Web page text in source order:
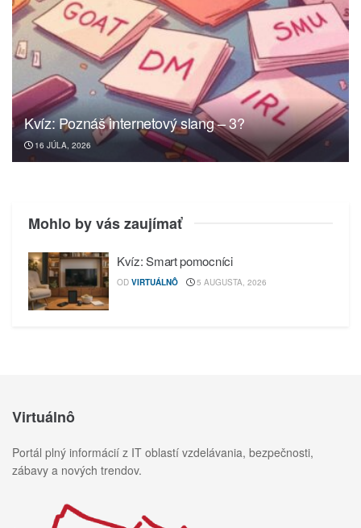
Kvíz: Poznáš internetový slang – 3?
16 JÚLA, 2026
Mohlo by vás zaujímať
Kvíz: Smart pomocníci
OD VIRTUÁLNÔ 5 AUGUSTA, 2026
Virtuálnô
Portál plný informácií z IT oblastí vzdelávania, bezpečnosti,
zábavy a nových trendov.